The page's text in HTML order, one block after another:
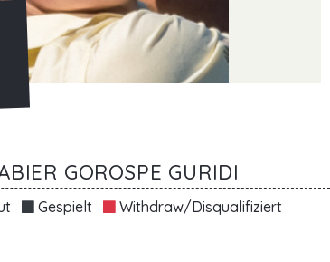
GOROSPE GURIDI
Gespielt Withdraw/Disqualifiziert